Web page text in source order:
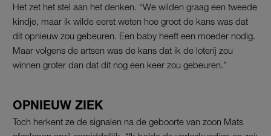
Het zet het stel aan het denken. “We wilden graag een tweede
kindje, maar ik wilde eerst weten hoe groot de kans was dat
dit opnieuw zou gebeuren. Een baby heeft een moeder nodig.
Maar volgens de artsen was de kans dat ik de loterij zou
winnen groter dan dat dit nog een keer zou gebeuren.”
OPNIEUW ZIEK
Toch herkent ze de signalen na de geboorte van zoon Mats